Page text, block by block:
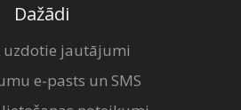
Dažādi
uzdotie jautājumi
e-pasts un SMS